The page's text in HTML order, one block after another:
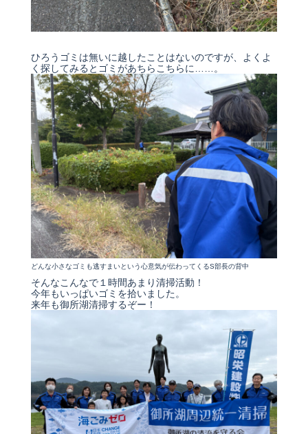
ひろうゴミは無いに越したことはないのですが、よくよ
く探してみるとゴミがあちらこちらに……。
どんな小さなゴミも逃すまいという心意気が伝わってくるS部長の背中
そんなこんなで１時間あまり清掃活動！
今年もいっぱいゴミを拾いました。
来年も御所湖清掃するぞー！